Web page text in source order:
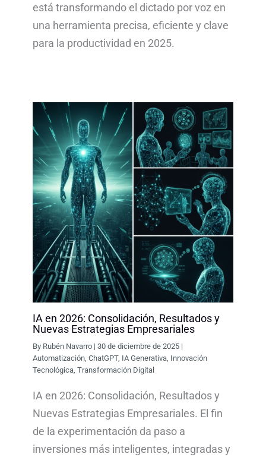
está transformando el dictado por voz en
una herramienta precisa, eficiente y clave
para la productividad en 2025.
IA en 2026: Consolidación, Resultados y
Nuevas Estrategias Empresariales
By Rubén Navarro |30 de diciembre de 2025 |
Automatización,ChatGPT, IA Generativa, Innovación
Tecnológica,Transformación Digital
IA en 2026: Consolidación, Resultados y
Nuevas Estrategias Empresariales. El fin
de la experimentación da paso a
inversiones más inteligentes, integradas y